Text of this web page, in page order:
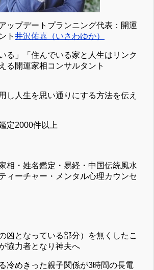
ップデートプランニング代表：開運
ト 井沢佑嘉（いさわゆか）
る」「住んでいる家と人生はリンク
る開運家相コンサルタント
し人生を思い通りにする方法を伝え
定2000件以上
相・姓名鑑定・易経・中国伝統風水
ィーチャー・メンタル心理カウンセ
凶となっている部分）を無くしたこ
協力者となり神夫へ
冷めきった親子関係が3時間の長電